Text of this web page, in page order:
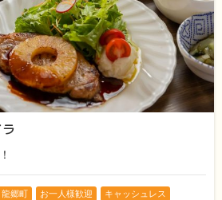
龍郷町 お一人様歓迎
キャッシュレス